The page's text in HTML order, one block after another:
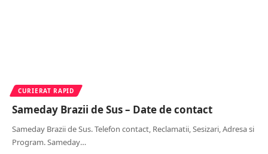
CURIERAT RAPID
Sameday Brazii de Sus – Date de contact
Sameday Brazii de Sus. Telefon contact, Reclamatii, Sesizari, Adresa si
Program. Sameday…